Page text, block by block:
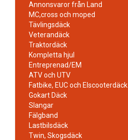
Annonsvaror från Land
MC,cross och moped
Tävlingsdäck
Veterandäck
Traktordäck
Kompletta hjul
Entreprenad/EM
ATV och UTV
Fatbike, EUC och Elscooterdäck
Gokart Däck
Slangar
Fälgband
Lastbilsdäck
Twin, Skogsdäck